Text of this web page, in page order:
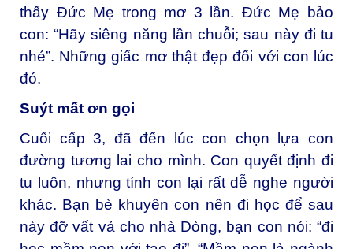
thấy Đức Mẹ trong mơ 3 lần. Đức Mẹ bảo
con: “Hãy siêng năng lần chuỗi; sau này đi tu
nhé”. Những giấc mơ thật đẹp đối với con lúc
đó.
Suýt mất ơn gọi
Cuối cấp 3, đã đến lúc con chọn lựa con
đường tương lai cho mình. Con quyết định đi
tu luôn, nhưng tính con lại rất dễ nghe người
khác. Bạn bè khuyên con nên đi học để sau
này đỡ vất vả cho nhà Dòng, bạn con nói: “đi